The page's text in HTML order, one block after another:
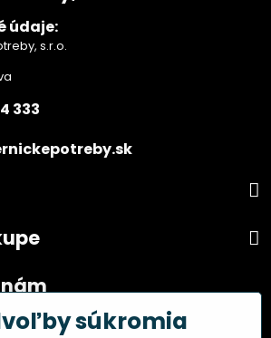
údaje:
s.r.o.
333
súkromia